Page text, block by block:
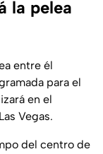
la pelea
entre él
para el
en el
Vegas.
del centro de